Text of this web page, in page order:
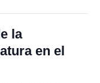
la
en el